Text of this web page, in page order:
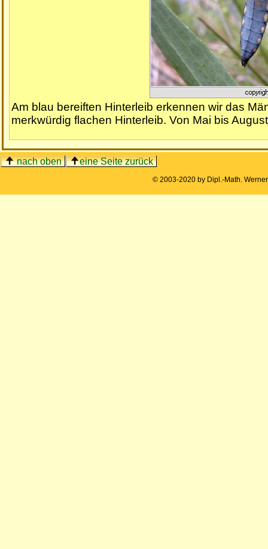
Am blau bereiften Hinterleib erkennen wir das
merkwürdig flachen Hinterleib. Von Mai bis
nach oben eine Seite zurück
© 2003-2020 by Dipl.-Math.